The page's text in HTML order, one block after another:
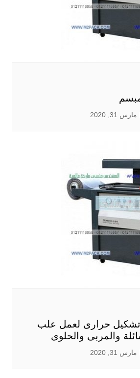
مارس 31, 2020
تشكيل حرارى لعمل علب
والمربى والحلوى
مارس 31, 2020